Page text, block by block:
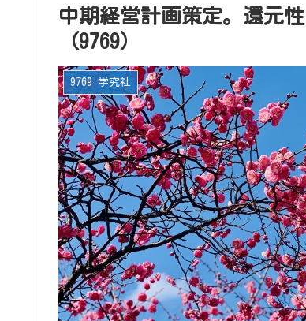
中期経営計画策定。還元
（9769）
9769 学究社